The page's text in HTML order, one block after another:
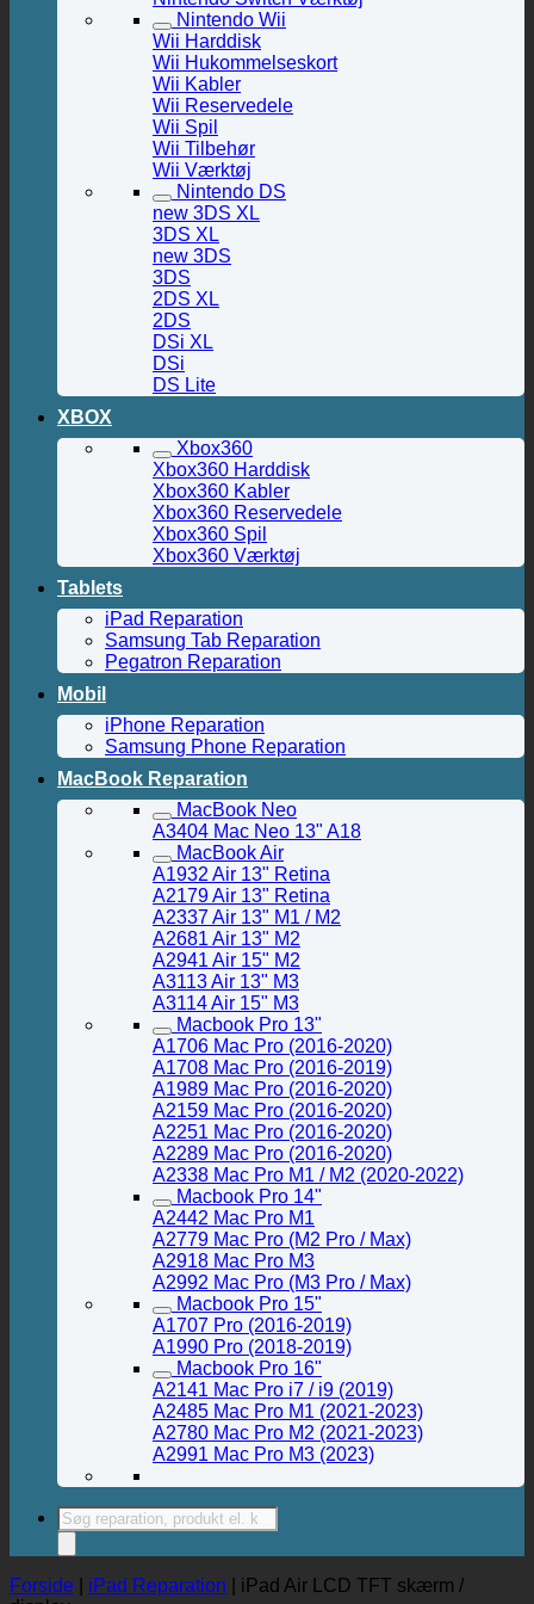
Nintendo Wii
Wii Harddisk
Wii Hukommelseskort
Wii Kabler
Wii Reservedele
Wii Spil
Wii Tilbehør
Wii Værktøj
Nintendo DS
new 3DS XL
3DS XL
new 3DS
3DS
2DS XL
2DS
DSi XL
DSi
DS Lite
XBOX
Xbox360
Xbox360 Harddisk
Xbox360 Kabler
Xbox360 Reservedele
Xbox360 Spil
Xbox360 Værktøj
Tablets
iPad Reparation
Samsung Tab Reparation
Pegatron Reparation
Mobil
iPhone Reparation
Samsung Phone Reparation
MacBook Reparation
MacBook Neo
A3404 Mac Neo 13" A18
MacBook Air
A1932 Air 13" Retina
A2179 Air 13" Retina
A2337 Air 13" M1 / M2
A2681 Air 13" M2
A2941 Air 15" M2
A3113 Air 13" M3
A3114 Air 15" M3
Macbook Pro 13"
A1706 Mac Pro (2016-2020)
A1708 Mac Pro (2016-2019)
A1989 Mac Pro (2016-2020)
A2159 Mac Pro (2016-2020)
A2251 Mac Pro (2016-2020)
A2289 Mac Pro (2016-2020)
A2338 Mac Pro M1 / M2 (2020-2022)
Macbook Pro 14"
A2442 Mac Pro M1
A2779 Mac Pro (M2 Pro / Max)
A2918 Mac Pro M3
A2992 Mac Pro (M3 Pro / Max)
Macbook Pro 15"
A1707 Pro (2016-2019)
A1990 Pro (2018-2019)
Macbook Pro 16"
A2141 Mac Pro i7 / i9 (2019)
A2485 Mac Pro M1 (2021-2023)
A2780 Mac Pro M2 (2021-2023)
A2991 Mac Pro M3 (2023)
Products
search
Forside iPad Reparation
iPad Air LCD TFT skærm /